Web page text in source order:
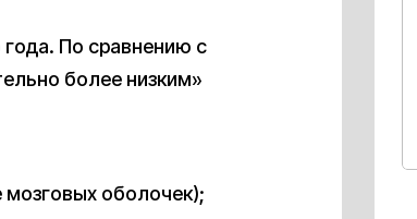
По сравнению с
более низким»
мозговых оболочек);